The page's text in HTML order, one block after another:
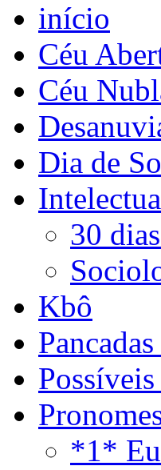
início
Céu
Céu
Dia de
30
Kbô
*1* Eu